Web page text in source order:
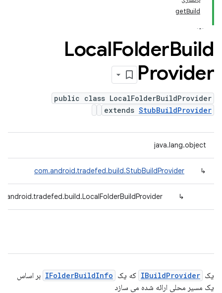
getBuild
LocalFolderBuild
Provider
public class LocalFolderBuildProvider
extends StubBuildProvider
java.lang.object
↳
com.android.tradefed.build.StubBuildProvider
↳
یک IBuildProvider که یک IFolderBuildInfo بر اساس
یک مسیر محلی ارائه شده می سازد